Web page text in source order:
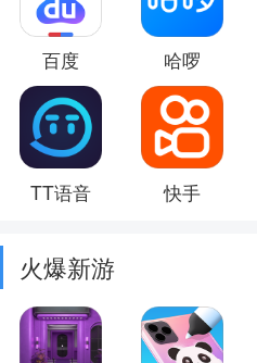
百度 哈啰
TT语音 快手
火爆新游